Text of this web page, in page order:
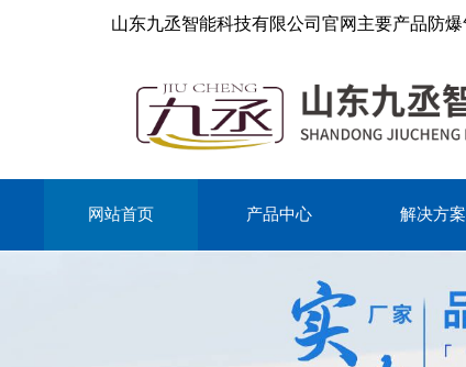
山东九丞智能科技有限公司官网主要产品防
网站首页 产品中心 解决方案